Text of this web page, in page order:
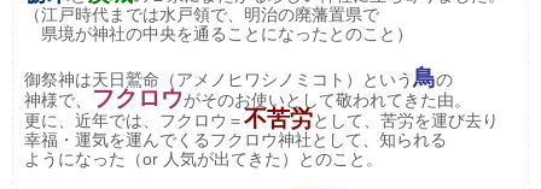
（江戸時代までは水戸領で、明治の廃藩置県で
県境が神社の中央を通ることになったとのこと）
御祭神は天日鷲命（アメノヒワシノミコト）という 鳥の
神様で、
フクロウがそのお使いとして敬われてきた由。
更に、近年では、フクロウ＝不苦労として、苦労を運び去り
幸福・運気を運んでくるフクロウ神社として、知られる
ようになった（or 人気が出てきた）とのこと。